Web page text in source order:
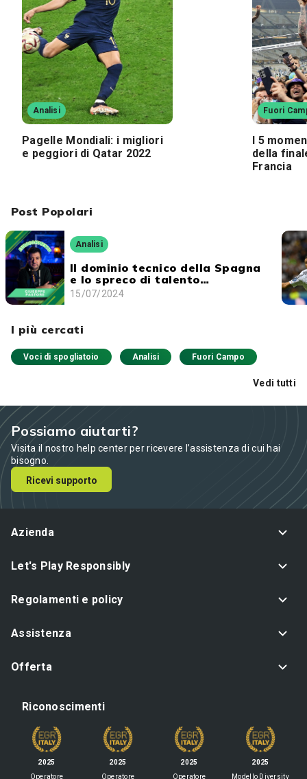
Post Popolari
Analisi
Il dominio tecnico della Spagna
e lo spreco di talento
dell'Inghilterra
15/07/2024
I più cercati
Voci di spogliatoio Analisi Fuori Campo
Vedi tutti
Analisi
Pagelle Mondiali: i migliori
e peggiori di Qatar 2022
Fuori
I 5
della
Francia
Possiamo aiutarti?
Visita il nostro help center per ricevere l’assistenza di cui hai
bisogno.
Ricevi supporto
Azienda
Let's Play Responsibly
Regolamenti e policy
Assistenza
Offerta
Riconoscimenti
2025
Operatore
2025
Operatore
2025
Operatore
2025
Modello Diversity